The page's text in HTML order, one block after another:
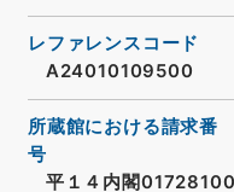
レファレンスコード
A24010109500
所蔵館における請求番
号
平１４内閣01728100